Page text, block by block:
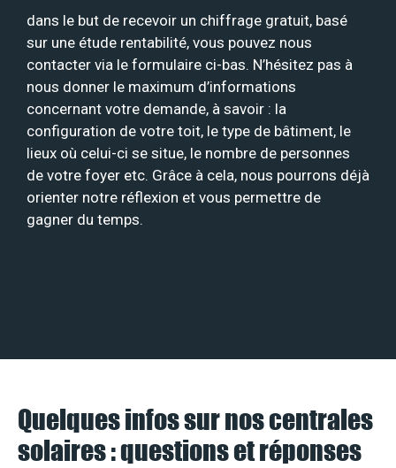
dans le but de recevoir un chiffrage gratuit, basé
sur une étude rentabilité, vous pouvez nous
contacter via le formulaire ci-bas. N’hésitez pas à
nous donner le maximum d’informations
concernant votre demande, à savoir : la
configuration de votre toit, le type de bâtiment, le
lieux où celui-ci se situe, le nombre de personnes
de votre foyer etc. Grâce à cela, nous pourrons déjà
orienter notre réflexion et vous permettre de
gagner du temps.
Quelques infos sur nos centrales
solaires : questions et réponses